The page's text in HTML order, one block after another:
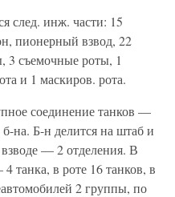
след. инж. части: 15
пионерный взвод, 22
3 съемочные роты, 1
и 1 маскиров. рота.
соединение танков —
на. Б-н делится на штаб и
— 2 отделения. В
танка, в роте 16 танков, в
2 группы, по